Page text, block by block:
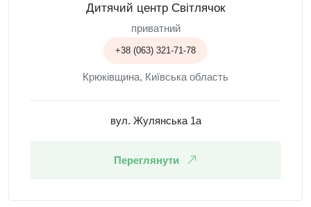
Дитячий центр Світлячок
приватний
+38 (063) 321-71-78
Крюківщина, Київська область
вул. Жулянська 1а
Переглянути